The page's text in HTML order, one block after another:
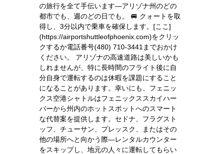
の旅行を全て手伝います—アリゾナ州のどの
都市でも、週のどの日でも。 🚐 クォートを取
得し、3分以内で乗車を確保します。[ここ]
(https://airportshuttleofphoenix.com)をクリッ
クするか電話番号(480) 710-3441までおかけ
ください。 アリゾナの高速道路は美しいかも
しれませんが、特に長時間のフライト後に自
分自身で運転するのは休暇を課題にすること
になることがあります。幸いにも、フェニッ
クス空港シャトルはフェニックススカイハー
バーから州内のホットスポットへのスマート
な代替案を提供します。セドナ、フラグスト
ッフ、チューサン、プレッスク、またはその
他の場所へと向かう際—レンタルカウンター
をスキップし、地元の人々に運転してもらい